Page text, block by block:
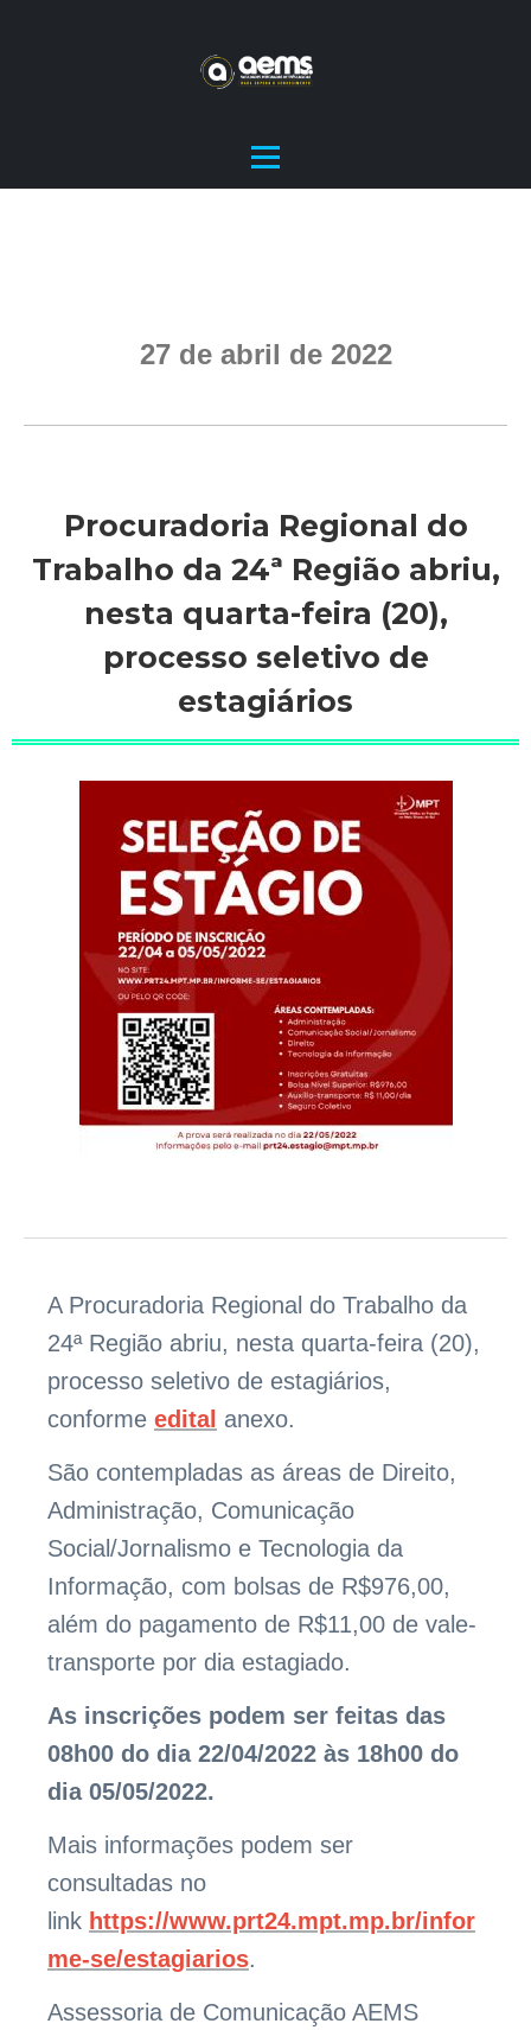
27 de abril de 2022
Procuradoria Regional do
Trabalho da 24ª Região abriu,
nesta quarta-feira (20),
processo seletivo de
estagiários
A Procuradoria Regional do Trabalho da
24ª Região abriu, nesta quarta-feira (20),
processo seletivo de estagiários,
conforme edital anexo.
São contempladas as áreas de Direito,
Administração, Comunicação
Social/Jornalismo e Tecnologia da
Informação, com bolsas de R$976,00,
além do pagamento de R$11,00 de vale-
transporte por dia estagiado.
As inscrições podem ser feitas das
08h00 do dia 22/04/2022 às 18h00 do
dia 05/05/2022.
Mais informações podem ser
consultadas no
link https://www.prt24.mpt.mp.br/infor
me-se/estagiarios.
Assessoria de Comunicação AEMS